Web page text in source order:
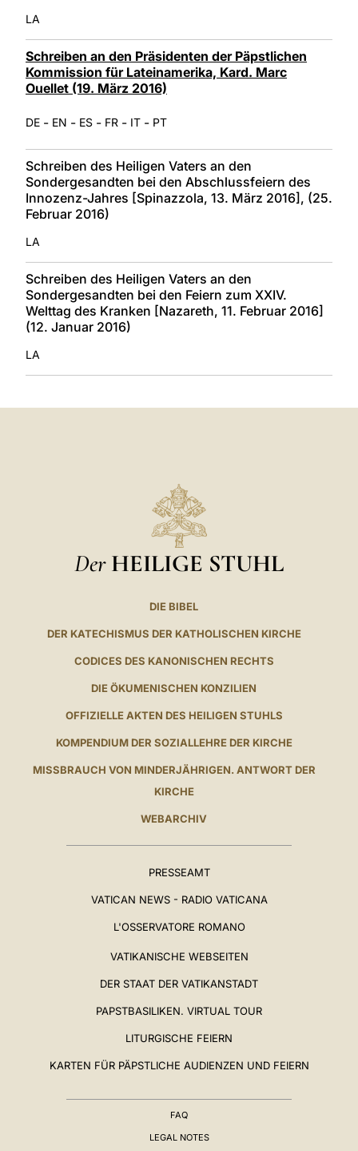
LA
Schreiben an den Präsidenten der Päpstlichen
Kommission für Lateinamerika, Kard. Marc
Ouellet (19. März 2016)
DE - EN - ES - FR - IT - PT
Schreiben des Heiligen Vaters an den
Sondergesandten bei den Abschlussfeiern des
Innozenz-Jahres [Spinazzola, 13. März 2016], (25.
Februar 2016)
LA
Schreiben des Heiligen Vaters an den
Sondergesandten bei den Feiern zum XXIV.
Welttag des Kranken [Nazareth, 11. Februar 2016]
(12. Januar 2016)
LA
Der HEILIGE STUHL
DIE BIBEL
DER KATECHISMUS DER KATHOLISCHEN KIRCHE
CODICES DES KANONISCHEN RECHTS
DIE ÖKUMENISCHEN KONZILIEN
OFFIZIELLE AKTEN DES HEILIGEN STUHLS
KOMPENDIUM DER SOZIALLEHRE DER KIRCHE
MISSBRAUCH VON MINDERJÄHRIGEN. ANTWORT DER
KIRCHE
WEBARCHIV
PRESSEAMT
VATICAN NEWS - RADIO VATICANA
L'OSSERVATORE ROMANO
VATIKANISCHE WEBSEITEN
DER STAAT DER VATIKANSTADT
PAPSTBASILIKEN. VIRTUAL TOUR
LITURGISCHE FEIERN
KARTEN FÜR PÄPSTLICHE AUDIENZEN UND FEIERN
FAQ
LEGAL NOTES